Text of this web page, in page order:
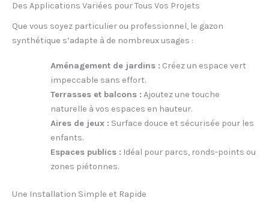
Des Applications Variées pour Tous Vos Projets
Que vous soyez particulier ou professionnel, le gazon
synthétique s’adapte à de nombreux usages :
Aménagement de jardins : Créez un espace vert
impeccable sans effort.
Terrasses et balcons : Ajoutez une touche
naturelle à vos espaces en hauteur.
Aires de jeux : Surface douce et sécurisée pour les
enfants.
Espaces publics : Idéal pour parcs, ronds-points ou
zones piétonnes.
Une Installation Simple et Rapide